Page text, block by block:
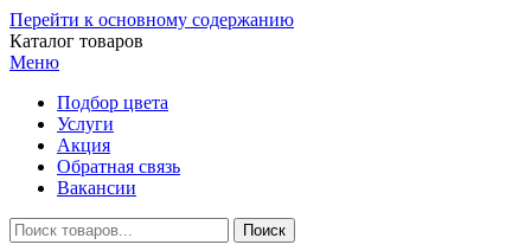
Перейти к основному содержанию
Каталог товаров
Меню
Подбор цвета
Услуги
Акция
Обратная связь
Вакансии